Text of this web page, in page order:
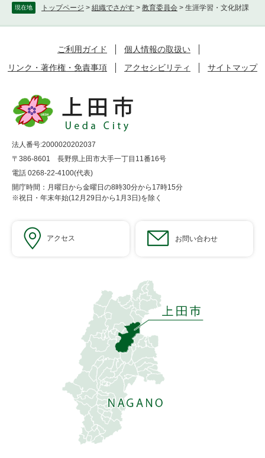
現在地 トップページ > 組織でさがす > 教育委員会 > 生涯学習・文化財課
ご利用ガイド
個人情報の取扱い
リンク・著作権・免責事項
アクセシビリティ サイトマップ
法人番号:2000020202037
〒386-8601 長野県上田市大手一丁目11番16号
電話 0268-22-4100(代表)
開庁時間：月曜日から金曜日の8時30分から17時15分
※祝日・年末年始(12月29日から1月3日)を除く
アクセス お問い合わせ